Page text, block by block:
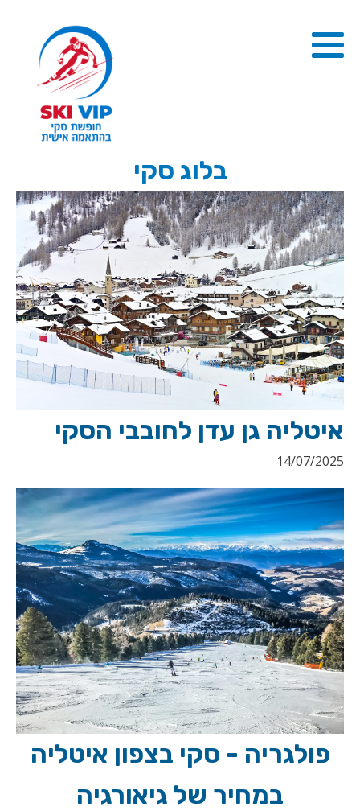
בלוג סקי
איטליה גן עדן לחובבי הסקי
14/07/2025
פולגריה - סקי בצפון איטליה
במחיר של גיאורגיה